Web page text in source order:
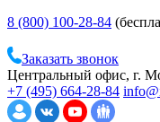
8 (800) 100-28-84
Заказать звонок
Центральный офис, г.
+7 (495) 664-28-84